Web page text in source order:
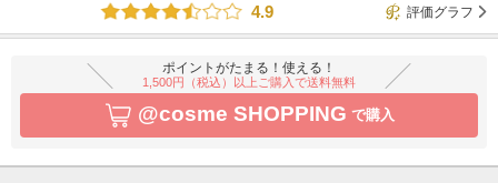
4.9
評価グラフ
ポイントがたまる！使える！
1,500円（税込）以上ご購入で送料無料
@cosme SHOPPING で購入